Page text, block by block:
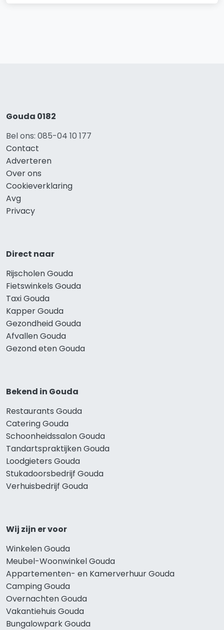
Gouda 0182
Bel ons: 085-04 10 177
Contact
Adverteren
Over ons
Cookieverklaring
Avg
Privacy
Direct naar
Rijscholen Gouda
Fietswinkels Gouda
Taxi Gouda
Kapper Gouda
Gezondheid Gouda
Afvallen Gouda
Gezond eten Gouda
Bekend in Gouda
Restaurants Gouda
Catering Gouda
Schoonheidssalon Gouda
Tandartspraktijken Gouda
Loodgieters Gouda
Stukadoorsbedrijf Gouda
Verhuisbedrijf Gouda
Wij zijn er voor
Winkelen Gouda
Meubel-Woonwinkel Gouda
Appartementen- en Kamerverhuur Gouda
Camping Gouda
Overnachten Gouda
Vakantiehuis Gouda
Bungalowpark Gouda